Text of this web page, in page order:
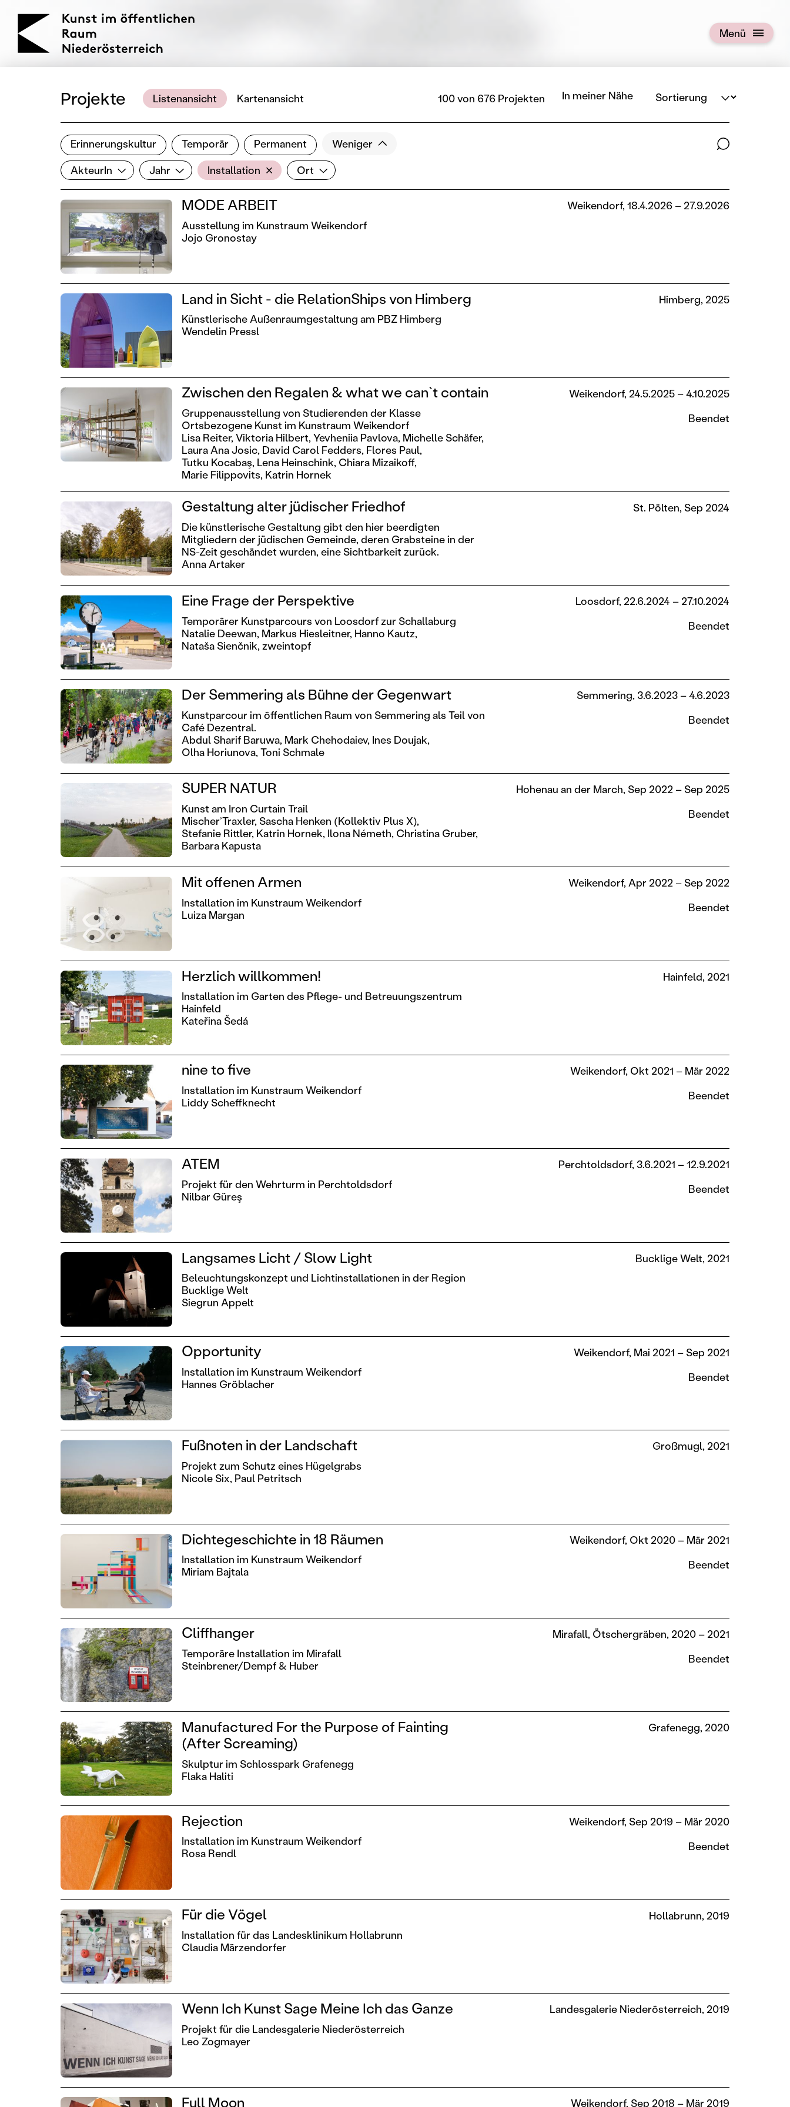
KOERNOE
Menü
Menü öffnen
Projekte Listenansicht Kartenansicht 100 von 676 Projekten In meiner Nähe Sortierung
Erinnerungskultur Temporär Permanent Weniger
Suchbegriffe
AkteurIn
AkteurIn JahrJahr Genre
Installation OrtOrt
Ergebnisse filtern
Filter zurücksetzen
MODE ARBEIT
Ausstellung im Kunstraum Weikendorf
Jojo Gronostay
Weikendorf, 18.4.2026 – 27.9.2026
Land in Sicht - die RelationShips von Himberg
Künstlerische Außenraumgestaltung am PBZ Himberg
Wendelin Pressl
Himberg, 2025
Zwischen den Regalen & what we can`t contain
Gruppenausstellung von Studierenden der Klasse
Ortsbezogene Kunst im Kunstraum Weikendorf
Lisa Reiter,Viktoria Hilbert,Yevheniia Pavlova, Michelle Schäfer,
Laura Ana Josic, David Carol Fedders, Flores Paul,
Tutku Kocabaş, Lena Heinschink, Chiara Mizaikoff,
Marie Filippovits, Katrin Hornek
Weikendorf, 24.5.2025 – 4.10.2025
Beendet
Gestaltung alter jüdischer Friedhof
Die künstlerische Gestaltung gibt den hier beerdigten
Mitgliedern der jüdischen Gemeinde, deren Grabsteine in der
NS-Zeit geschändet wurden, eine Sichtbarkeit zurück.
Anna Artaker
St. Pölten, Sep 2024
Eine Frage der Perspektive
Temporärer Kunstparcours von Loosdorf zur Schallaburg
Natalie Deewan, Markus Hiesleitner, Hanno Kautz,
Nataša Sienčnik,zweintopf
Loosdorf, 22.6.2024 – 27.10.2024
Beendet
Der Semmering als Bühne der Gegenwart
Kunstparcour im öffentlichen Raum von Semmering als Teil von
Café Dezentral.
Abdul Sharif Baruwa, Mark Chehodaiev, Ines Doujak,
Olha Horiunova, Toni Schmale
Semmering, 3.6.2023 – 4.6.2023
Beendet
SUPER NATUR
Kunst am Iron Curtain Trail
Mischer’Traxler, Sascha Henken (Kollektiv Plus X),
Stefanie Rittler, Katrin Hornek, Ilona Németh, Christina Gruber,
Barbara Kapusta
Hohenau an der March, Sep 2022 – Sep 2025
Beendet
Mit offenen Armen
Installation im Kunstraum Weikendorf
Luiza Margan
Weikendorf, Apr 2022 – Sep 2022
Beendet
Herzlich willkommen!
Installation im Garten des Pflege- und Betreuungszentrum
Hainfeld
Kateřina Šedá
Hainfeld, 2021
nine to five
Installation im Kunstraum Weikendorf
Liddy Scheffknecht
Weikendorf, Okt 2021 – Mär 2022
Beendet
ATEM
Projekt für den Wehrturm in Perchtoldsdorf
Nilbar Güreş
Perchtoldsdorf, 3.6.2021 – 12.9.2021
Beendet
Langsames Licht / Slow Light
Beleuchtungskonzept und Lichtinstallationen in der Region
Bucklige Welt
Siegrun Appelt
Bucklige Welt, 2021
Opportunity
Installation im Kunstraum Weikendorf
Hannes Gröblacher
Weikendorf, Mai 2021 – Sep 2021
Beendet
Fußnoten in der Landschaft
Projekt zum Schutz eines Hügelgrabs
Nicole Six, Paul Petritsch
Großmugl, 2021
Dichtegeschichte in 18 Räumen
Installation im Kunstraum Weikendorf
Miriam Bajtala
Weikendorf, Okt 2020 – Mär 2021
Beendet
Cliffhanger
Temporäre Installation im Mirafall
Steinbrener/Dempf & Huber
Mirafall, Ötschergräben, 2020 – 2021
Beendet
Manufactured For the Purpose of Fainting
(After Screaming)
Skulptur im Schlosspark Grafenegg
Flaka Haliti
Grafenegg, 2020
Rejection
Installation im Kunstraum Weikendorf
Rosa Rendl
Weikendorf, Sep 2019 – Mär 2020
Beendet
Für die Vögel
Installation für das Landesklinikum Hollabrunn
Claudia Märzendorfer
Hollabrunn, 2019
Wenn Ich Kunst Sage Meine Ich das Ganze
Projekt für die Landesgalerie Niederösterreich
Leo Zogmayer
Landesgalerie Niederösterreich, 2019
Full Moon Weikendorf, Sep 2018 – Mär 2019